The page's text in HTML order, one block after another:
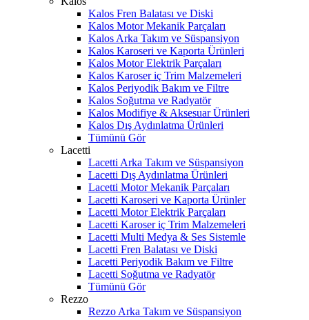
Kalos Fren Balatası ve Diski
Kalos Motor Mekanik Parçaları
Kalos Arka Takım ve Süspansiyon
Kalos Karoseri ve Kaporta Ürünleri
Kalos Motor Elektrik Parçaları
Kalos Karoser iç Trim Malzemeleri
Kalos Periyodik Bakım ve Filtre
Kalos Soğutma ve Radyatör
Kalos Modifiye & Aksesuar Ürünleri
Kalos Dış Aydınlatma Ürünleri
Tümünü Gör
Lacetti
Lacetti Arka Takım ve Süspansiyon
Lacetti Dış Aydınlatma Ürünleri
Lacetti Motor Mekanik Parçaları
Lacetti Karoseri ve Kaporta Ürünler
Lacetti Motor Elektrik Parçaları
Lacetti Karoser iç Trim Malzemeleri
Lacetti Multi Medya & Ses Sistemle
Lacetti Fren Balatası ve Diski
Lacetti Periyodik Bakım ve Filtre
Lacetti Soğutma ve Radyatör
Tümünü Gör
Rezzo
Rezzo Arka Takım ve Süspansiyon